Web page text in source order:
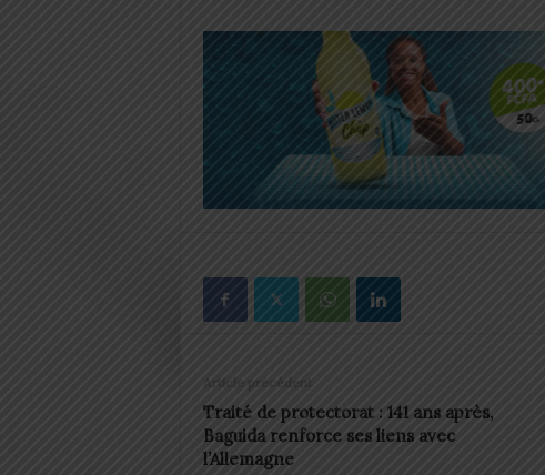
Article précédent
Traité de protectorat : 141 ans après,
Baguida renforce ses liens avec
l’Allemagne